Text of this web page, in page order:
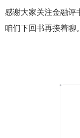
感谢大家关注金融评
咱们下回书再接着聊。